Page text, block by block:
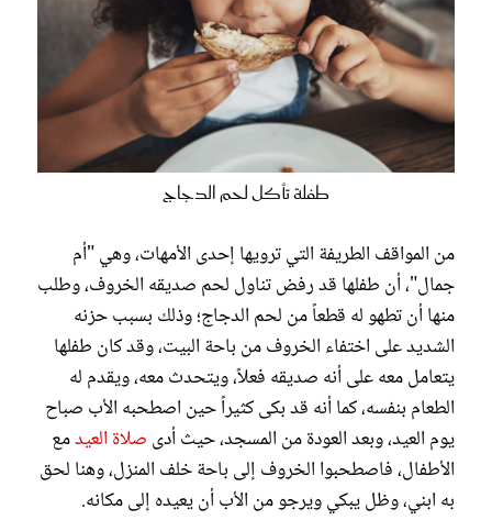
طفلة تأكل لحم الدجاج
من المواقف الطريفة التي ترويها إحدى الأمهات، وهي "أم
جمال"، أن طفلها قد رفض تناول لحم صديقه الخروف، وطلب
منها أن تطهو له قطعاً من لحم الدجاج؛ وذلك بسبب حزنه
الشديد على اختفاء الخروف من باحة البيت، وقد كان طفلها
يتعامل معه على أنه صديقه فعلاً، ويتحدث معه، ويقدم له
الطعام بنفسه، كما أنه قد بكى كثيراً حين اصطحبه الأب صباح
يوم العيد، وبعد العودة من المسجد، حيث أدى صلاة العيدمع
الأطفال، فاصطحبوا الخروف إلى باحة خلف المنزل، وهنا لحق
به ابني، وظل يبكي ويرجو من الأب أن يعيده إلى مكانه.